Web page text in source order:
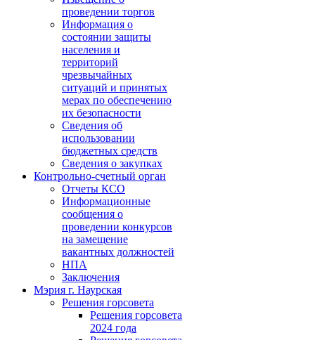
проведении торгов
Информация о
состоянии защиты
населения и
территорий
чрезвычайных
ситуаций и принятых
мерах по обеспечению
их безопасности
Сведения об
использовании
бюджетных средств
Сведения о закупках
Контрольно-счетный орган
Отчеты КСО
Информационные
сообщения о
проведении конкурсов
на замещение
вакантных должностей
НПА
Заключения
Мэрия г. Наурская
Решения горсовета
Решения горсовета
2024 года